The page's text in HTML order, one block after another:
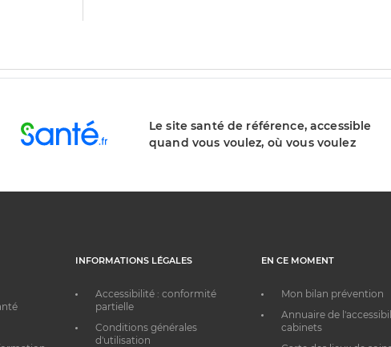
Le site santé de référence, accessible
quand vous voulez, où vous voulez
INFORMATIONS LÉGALES
Accessibilité : conformité
partielle
Conditions générales
d'utilisation
EN CE MOMENT
Mon bilan prévention
Annuaire de
cabinets